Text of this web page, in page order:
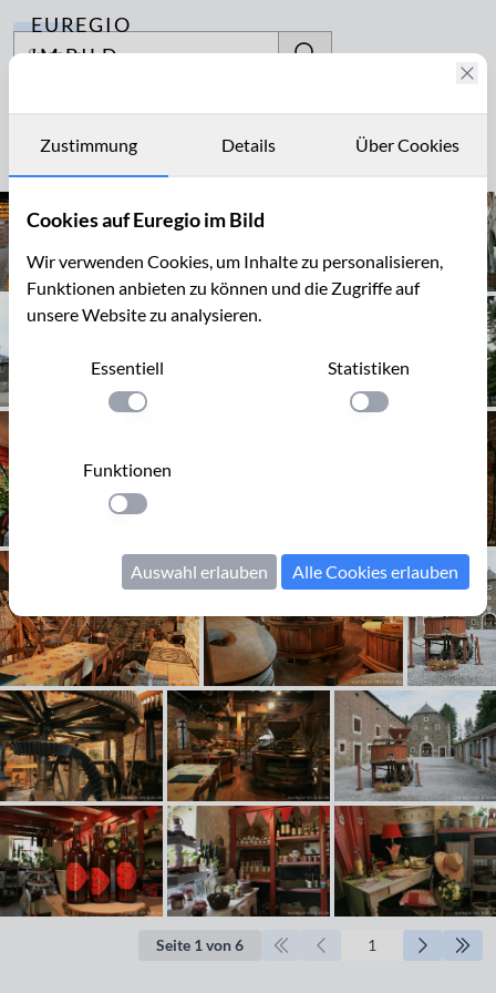
EUREGIO
IM BILD
Archiv
Kontakt
Archiv
Seite 1 von 6
Zustimmung Details Über Cookies
Cookies auf Euregio im Bild
Wir verwenden Cookies, um Inhalte zu personalisieren,
Funktionen anbieten zu können und die Zugriffe auf
unsere Website zu analysieren.
Essentiell
Einstellung anwenden
Statistiken
Einstellung
Funktionen
Einstellung anwenden
Auswahl erlauben Alle Cookies erlauben